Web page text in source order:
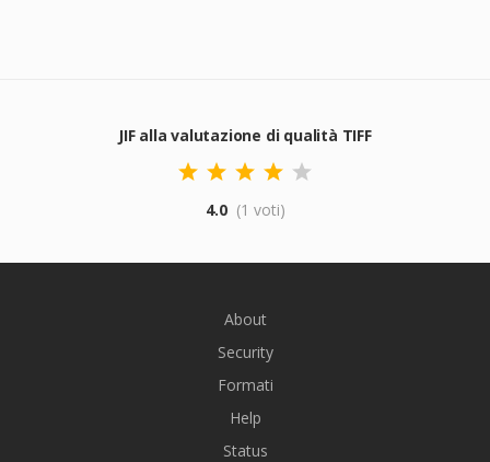
JIF alla valutazione di qualità TIFF
4.0 (1 voti)
About
Security
Formati
Help
Status